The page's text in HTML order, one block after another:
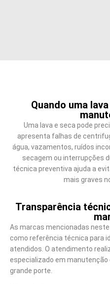
Quando uma
Uma lava e seca pode
apresenta falhas de
água, vazamentos, ruídos
secagem ou interrupções
técnica preventiva ajuda a
mais graves
Transparência
As marcas mencionadas
como referência técnica para
atendidos. O atendimento
especializado em manutenção
grande porte.